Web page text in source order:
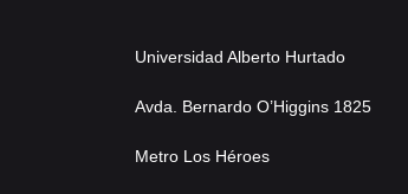
Universidad Alberto Hurtado
Avda. Bernardo O’Higgins 1825
Metro Los Héroes